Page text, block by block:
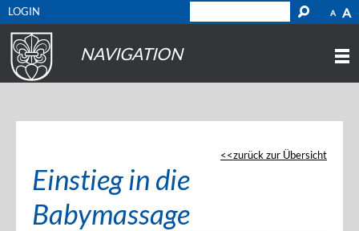
A A
LOGIN
NAVIGATION
zurück zur Übersicht
Einstieg in die
Babymassage